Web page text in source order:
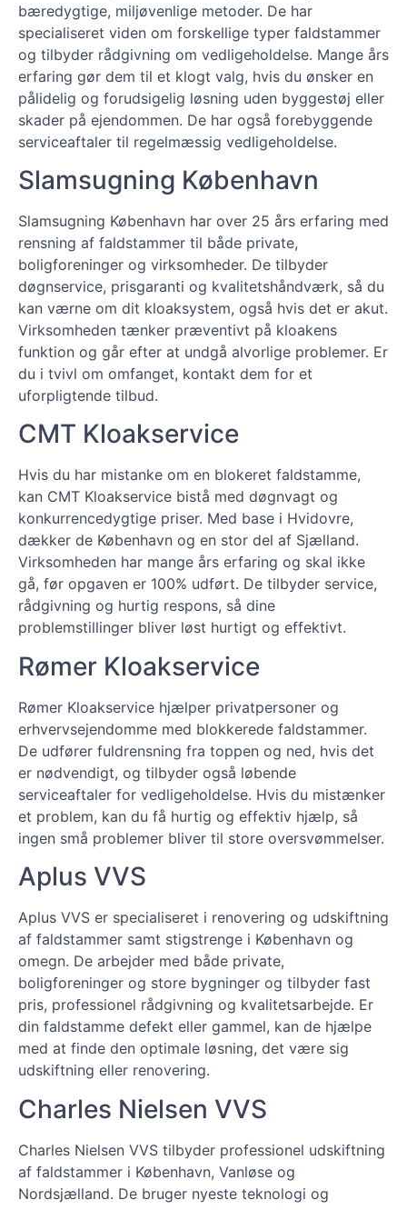
bæredygtige, miljøvenlige metoder. De har
specialiseret viden om forskellige typer faldstammer
og tilbyder rådgivning om vedligeholdelse. Mange års
erfaring gør dem til et klogt valg, hvis du ønsker en
pålidelig og forudsigelig løsning uden byggestøj eller
skader på ejendommen. De har også forebyggende
serviceaftaler til regelmæssig vedligeholdelse.
Slamsugning København
Slamsugning København har over 25 års erfaring med
rensning af faldstammer til både private,
boligforeninger og virksomheder. De tilbyder
døgnservice, prisgaranti og kvalitetshåndværk, så du
kan værne om dit kloaksystem, også hvis det er akut.
Virksomheden tænker præventivt på kloakens
funktion og går efter at undgå alvorlige problemer. Er
du i tvivl om omfanget, kontakt dem for et
uforpligtende tilbud.
CMT Kloakservice
Hvis du har mistanke om en blokeret faldstamme,
kan CMT Kloakservice bistå med døgnvagt og
konkurrencedygtige priser. Med base i Hvidovre,
dækker de København og en stor del af Sjælland.
Virksomheden har mange års erfaring og skal ikke
gå, før opgaven er 100% udført. De tilbyder service,
rådgivning og hurtig respons, så dine
problemstillinger bliver løst hurtigt og effektivt.
Rømer Kloakservice
Rømer Kloakservice hjælper privatpersoner og
erhvervsejendomme med blokkerede faldstammer.
De udfører fuldrensning fra toppen og ned, hvis det
er nødvendigt, og tilbyder også løbende
serviceaftaler for vedligeholdelse. Hvis du mistænker
et problem, kan du få hurtig og effektiv hjælp, så
ingen små problemer bliver til store oversvømmelser.
Aplus VVS
Aplus VVS er specialiseret i renovering og udskiftning
af faldstammer samt stigstrenge i København og
omegn. De arbejder med både private,
boligforeninger og store bygninger og tilbyder fast
pris, professionel rådgivning og kvalitetsarbejde. Er
din faldstamme defekt eller gammel, kan de hjælpe
med at finde den optimale løsning, det være sig
udskiftning eller renovering.
Charles Nielsen VVS
Charles Nielsen VVS tilbyder professionel udskiftning
af faldstammer i København, Vanløse og
Nordsjælland. De bruger nyeste teknologi og